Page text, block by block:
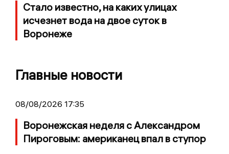
Стало известно, на каких улицах
исчезнет вода на двое суток в
Воронеже
Главные новости
08/08/2026 17:35
Воронежская неделя с Александром
Пироговым: американец впал в ступор